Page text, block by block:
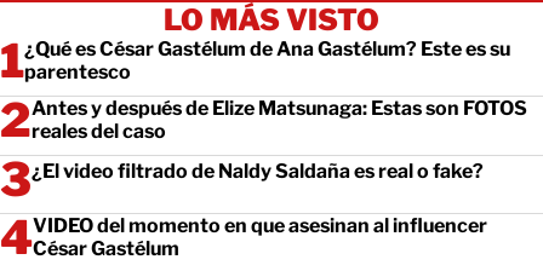
LO MÁS VISTO
¿Qué es César Gastélum de Ana Gastélum? Este es su
parentesco
Antes y después de Elize Matsunaga: Estas son FOTOS
reales del caso
¿El video filtrado de Naldy Saldaña es real o fake?
VIDEO del momento en que asesinan al influencer
César Gastélum